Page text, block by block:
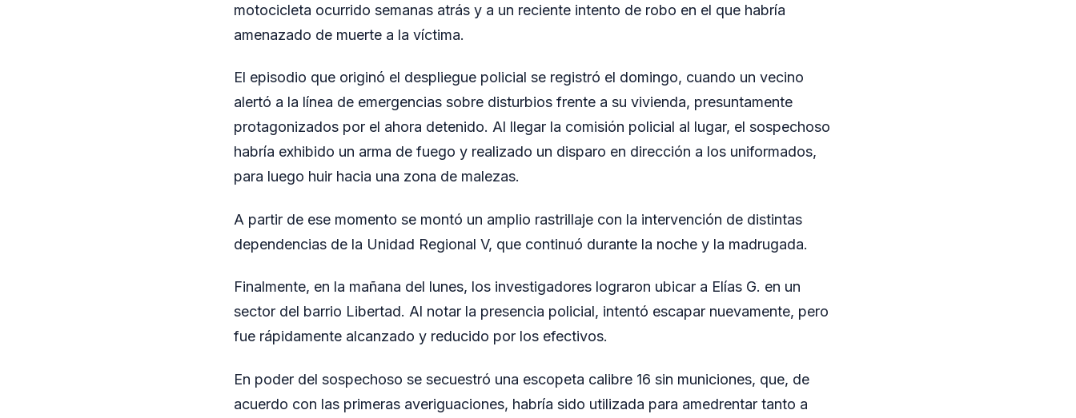
motocicleta ocurrido semanas atrás y a un reciente intento de robo en el que habría
amenazado de muerte a la víctima.
El episodio que originó el despliegue policial se registró el domingo, cuando un vecino
alertó a la línea de emergencias sobre disturbios frente a su vivienda, presuntamente
protagonizados por el ahora detenido. Al llegar la comisión policial al lugar, el sospechoso
habría exhibido un arma de fuego y realizado un disparo en dirección a los uniformados,
para luego huir hacia una zona de malezas.
A partir de ese momento se montó un amplio rastrillaje con la intervención de distintas
dependencias de la Unidad Regional V, que continuó durante la noche y la madrugada.
Finalmente, en la mañana del lunes, los investigadores lograron ubicar a Elías G. en un
sector del barrio Libertad. Al notar la presencia policial, intentó escapar nuevamente, pero
fue rápidamente alcanzado y reducido por los efectivos.
En poder del sospechoso se secuestró una escopeta calibre 16 sin municiones, que, de
acuerdo con las primeras averiguaciones, habría sido utilizada para amedrentar tanto a